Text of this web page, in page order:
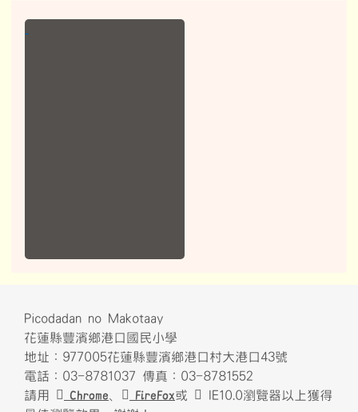
Picodadan no Makotaay
花蓮縣豐濱鄉港口國民小學
地址：977005花蓮縣豐濱鄉港口村大港口43號
電話：03-8781037 傳真：03-8781552
請用
Chrome、 FireFox或
IE10.0瀏覽器以上獲得